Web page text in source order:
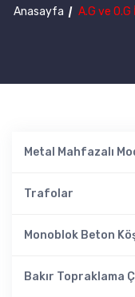
Anasayfa A.G ve
Metal Mahfazalı
Trafolar
Monoblok Beton
Bakır Topraklama